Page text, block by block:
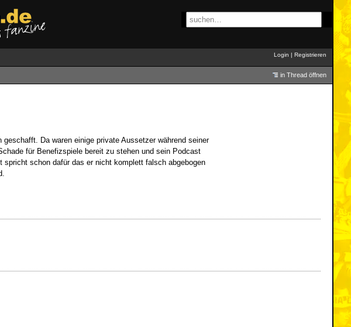
Login | Registrieren
in Thread öffnen
Da waren einige private Aussetzer während seiner
für Benefizspiele bereit zu stehen und sein Podcast
schon dafür das er nicht komplett falsch abgebogen